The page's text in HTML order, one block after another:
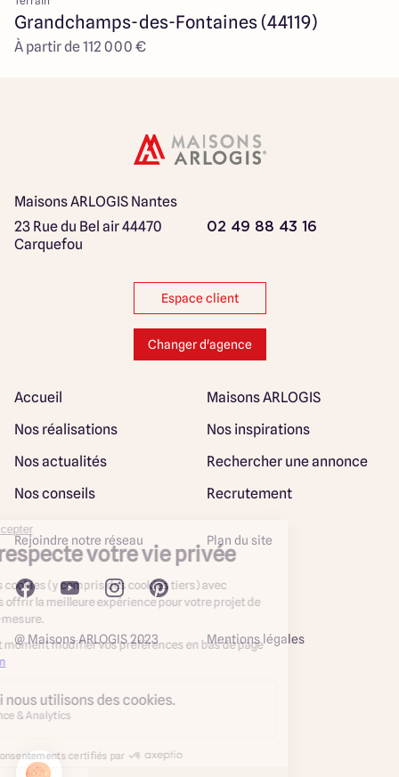
Grandchamps-des-Fontaines (44119)
À partir de 112 000 €
Maisons ARLOGIS Nantes
23 Rue du Bel air44470
Carquefou
02 49 88 43 16
Espace client
Changer d'agence
Accueil
Maisons ARLOGIS
Nos réalisations
Nos inspirations
Nos actualités
Rechercher une annonce
Nos conseils
Recrutement
Mentions légales
Rejoindre notre réseau Plan du site
@ Maisons ARLOGIS 2023